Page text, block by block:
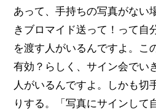
あって、手持ちの写真がない
きブロマイド送って！って自
を渡す人がいるんですよ。こ
有効？らしく、サイン会でい
人がいるんですよ。しかも切
りする。「写真にサインして